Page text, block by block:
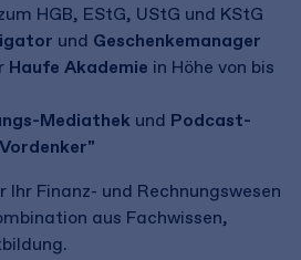
HGB, EStG, UStG und KStG
und Geschenkemanager
Haufe Akademie in Höhe von bis
Mediathek und Podcast-
Finanz- und Rechnungswesen
aus Fachwissen,
.